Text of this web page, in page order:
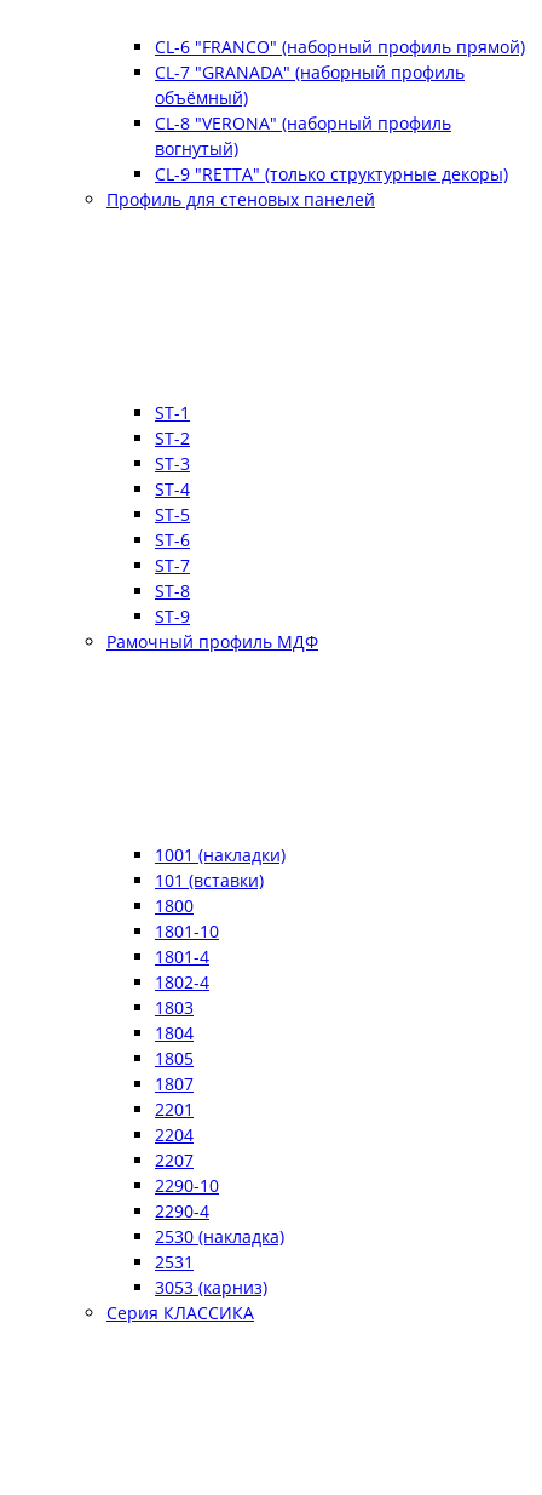
CL-6 "FRANCO" (наборный профиль прямой)
CL-7 "GRANADA" (наборный профиль
объёмный)
CL-8 "VERONA" (наборный профиль
вогнутый)
CL-9 "RETTA" (только структурные декоры)
Профиль для стеновых панелей
ST-1
ST-2
ST-3
ST-4
ST-5
ST-6
ST-7
ST-8
ST-9
Рамочный профиль МДФ
1001 (накладки)
101 (вставки)
1800
1801-10
1801-4
1802-4
1803
1804
1805
1807
2201
2204
2207
2290-10
2290-4
2530 (накладка)
2531
3053 (карниз)
Серия КЛАССИКА